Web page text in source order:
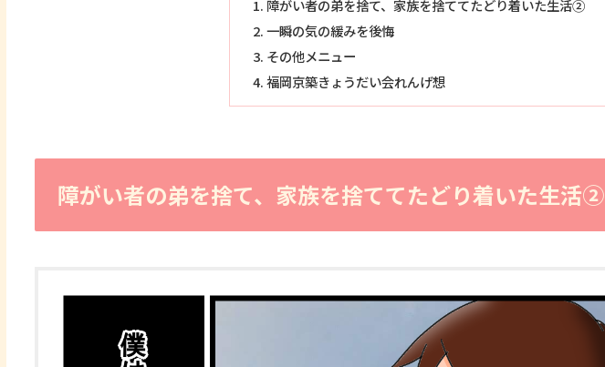
障がい者の弟を捨て、家族を捨ててたどり着いた生活②
一瞬の気の緩みを後悔
その他メニュー
福岡京築きょうだい会れんげ想
障がい者の弟を捨て、家族を捨ててたどり着いた生活②